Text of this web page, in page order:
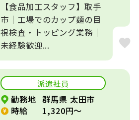
【食品加工スタッフ】取手
市｜工場でのカップ麺の目
視検査・トッピング業務｜
未経験歓迎...
派遣社員
勤務地 群馬県 太田市
時給
1,320円～